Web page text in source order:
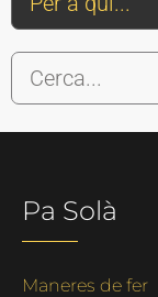
Pa Solà
Maneres de fer